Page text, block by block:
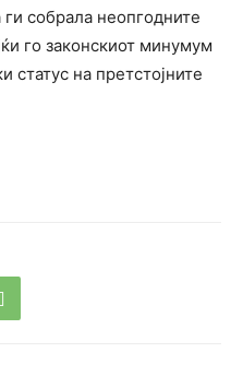
собрала неопгодните
го законскиот минумум
статус на претстојните